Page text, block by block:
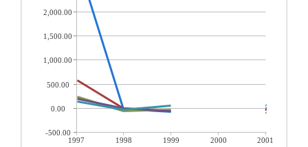
1997 1998 1999 2000
2001
2,000.00
1,500.00
1,000.00
500.00
0.00
-500.00